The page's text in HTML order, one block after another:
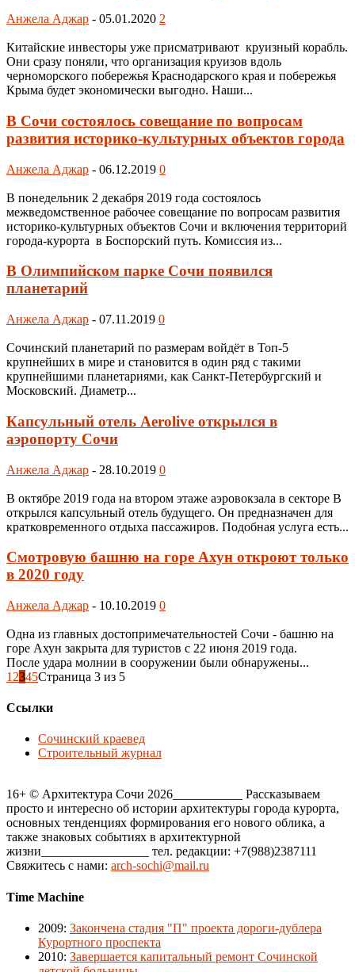
Анжела Аджар - 05.01.2020 2
Китайские инвесторы уже присматривают круизный корабль.
Они сразу поняли, что организация круизов вдоль
черноморского побережья Краснодарского края и побережья
Крыма будет экономически выгодно. Наши...
В Сочи состоялось совещание по вопросам
развития историко-культурных объектов города
Анжела Аджар - 06.12.2019 0
В понедельник 2 декабря 2019 года состоялось
межведомственное рабочее совещание по вопросам развития
историко-культурных объектов Сочи и включения территорий
города-курорта в Боспорский путь. Комиссия из...
В Олимпийском парке Сочи появился
планетарий
Анжела Аджар - 07.11.2019 0
Сочинский планетарий по размерам войдёт в Топ-5
крупнейших в мире и становится в один ряд с такими
крупнейшими планетариями, как Санкт-Петербургский и
Московский. Диаметр...
Капсульный отель Aerolive открылся в
аэропорту Сочи
Анжела Аджар - 28.10.2019 0
В октябре 2019 года на втором этаже аэровокзала в секторе В
открылся капсульный отель будущего. Он предназначен для
кратковременного отдыха пассажиров. Подобная услуга есть...
Смотровую башню на горе Ахун откроют только
в 2020 году
Анжела Аджар - 10.10.2019 0
Одна из главных достопримечательностей Сочи - башню на
горе Ахун закрыта для туристов с 22 июня 2019 года.
После удара молнии в сооружении были обнаружены...
1 2345Страница 3 из 5
Ссылки
Сочинский краевед
Строительный журнал
16+ © Архитектура Сочи 2026___________ Рассказываем
просто и интересно об истории архитектуры города курорта,
основных тенденциях формирования его нового облика, а
также знаковых событиях в архитектурной
жизни_________________ тел. редакции: +7(988)2387111
Свяжитесь с нами: arch-sochi@mail.ru
Time Machine
2009: Закончена стадия "П" проекта дороги-дублера
Курортного проспекта
2010: Завершается капитальный ремонт Сочинской